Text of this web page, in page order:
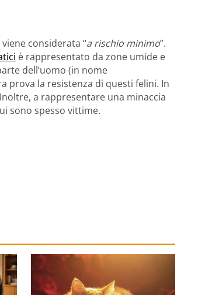
considerata “a rischio minimo”.
è rappresentato da zone umide e
dell’uomo (in nome
prova la resistenza di questi felini. In
a rappresentare una minaccia
sono spesso vittime.